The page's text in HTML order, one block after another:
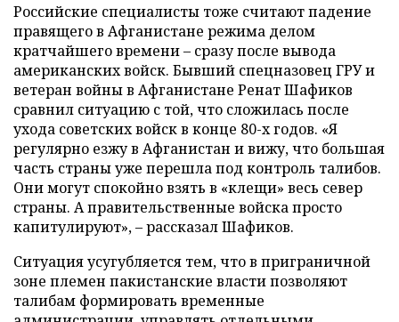
Российские специалисты тоже считают падение
правящего в Афганистане режима делом
кратчайшего времени – сразу после вывода
американских войск. Бывший спецназовец ГРУ и
ветеран войны в Афганистане Ренат Шафиков
сравнил ситуацию с той, что сложилась после
ухода советских войск в конце 80-х годов. «Я
регулярно езжу в Афганистан и вижу, что большая
часть страны уже перешла под контроль талибов.
Они могут спокойно взять в «клещи» весь север
страны. А правительственные войска просто
капитулируют», – рассказал Шафиков.
Ситуация усугубляется тем, что в приграничной
зоне племен пакистанские власти позволяют
талибам формировать временные